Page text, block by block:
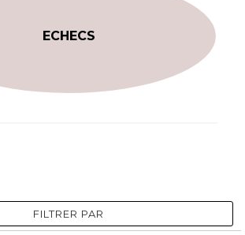
ECHECS
FILTRER PAR